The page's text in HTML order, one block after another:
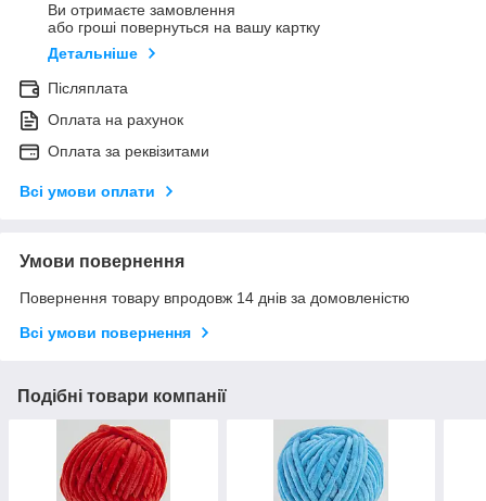
Ви отримаєте замовлення
або гроші повернуться на вашу картку
Детальніше
Післяплата
Оплата на рахунок
Оплата за реквізитами
Всі умови оплати
Умови повернення
Повернення товару впродовж 14 днів за домовленістю
Всі умови повернення
Подібні товари компанії